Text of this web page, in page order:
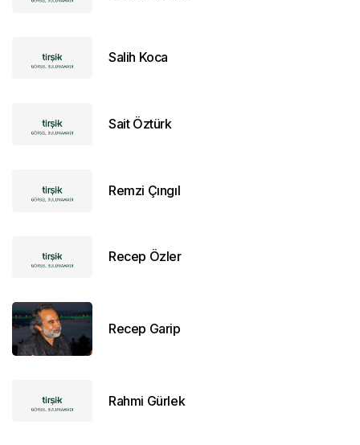
Salih Koca
Sait Öztürk
Remzi Çıngıl
Recep Özler
Recep Garip
Rahmi Gürlek